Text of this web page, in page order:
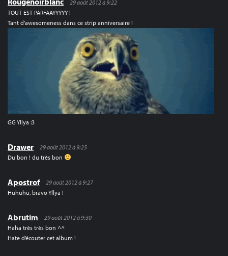
29 août 2012 à 9:22
TOUT EST PARFAAYYYYY !
Tant d’awesomeness dans ce strip anniversaire !
GG Yllya :3
Drawer
29 août 2012 à 9:25
Du bon ! du très bon
Apostrof
29 août 2012 à 9:27
Huhuhu, bravo Yllya !
Abrutim
29 août 2012 à 9:30
Haha très très bon ^^
Hate d’écouter cet album !